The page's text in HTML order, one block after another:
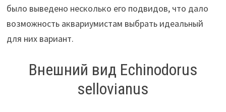
было выведено несколько его подвидов, что дало
возможность аквариумистам выбрать идеальный
для них вариант.
Внешний вид Echinodorus
sellovianus